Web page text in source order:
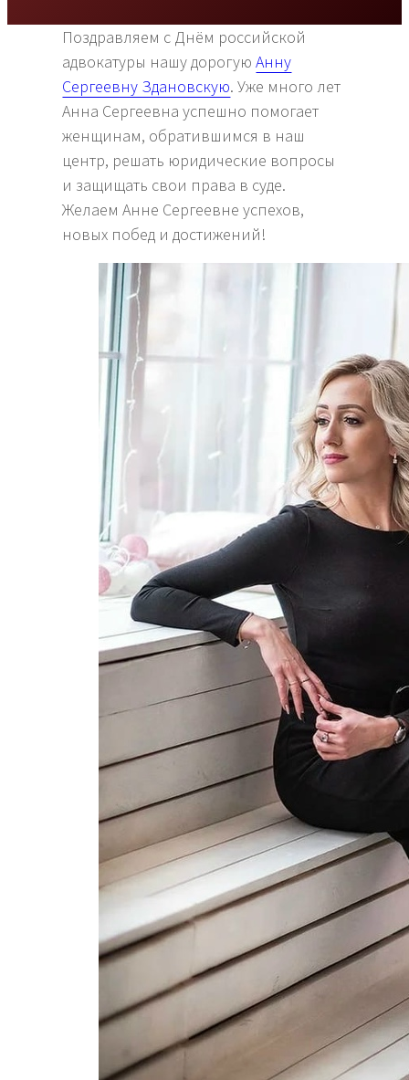
Поздравляем с Днём российской
адвокатуры нашу дорогуюАнну
Сергеевну Здановскую. Уже много лет
Анна Сергеевна успешно помогает
женщинам, обратившимся в наш
центр, решать юридические вопросы
и защищать свои права в суде.
Желаем Анне Сергеевне успехов,
новых побед и достижений!